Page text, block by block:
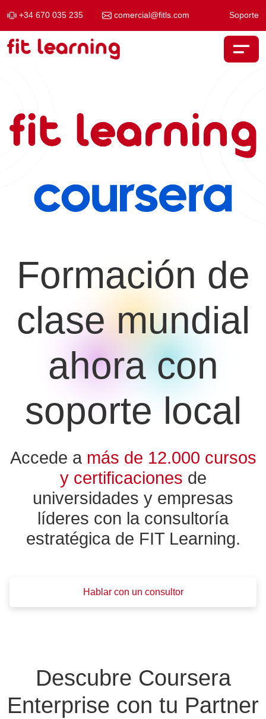
+34 670 035 235 comercial@fitls.com Soporte
Saltar al contenido
Navegación principal
Formación de
clase mundial
ahora con
soporte local
Accede a más de 12.000 cursos
y certificaciones de
universidades y empresas
líderes con la consultoría
estratégica de FIT Learning.
Hablar con un consultor
Descubre Coursera
Enterprise con tu Partner